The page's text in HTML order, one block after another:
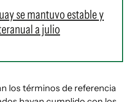
se mantuvo estable y
a julio
los términos de referencia